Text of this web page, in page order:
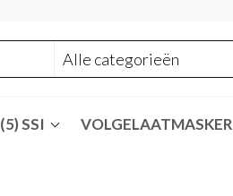
(5) SSI VOLGELAATMASKER